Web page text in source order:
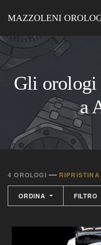
MAZZOLENI
Gli orologi
a
4 OROLOGI —
ORDINA FILTRO